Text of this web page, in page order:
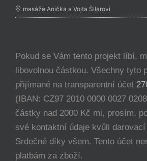
masáže Anička a Vojta Šilarovi
Pokud se Vám tento projekt líbí,
libovolnou částkou. Všechny tyto
přijímané na transparentní účet
(IBAN: CZ97 2010 0000 0027
částky nad 2000 Kč mi, prosím,
své kontaktní údaje kvůli darovací
Srdečné díky všem. Tento účet
platbám za zboží.